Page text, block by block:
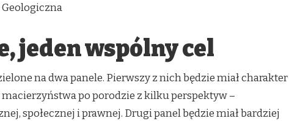
jeden wspólny cel
na dwa panele. Pierwszy z nich będzie miał charakter
po porodzie z kilku perspektyw –
społecznej i prawnej. Drugi panel będzie miał bardziej